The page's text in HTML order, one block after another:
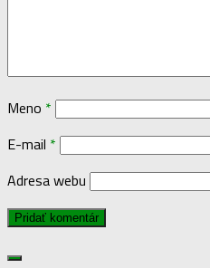
Meno *
E-mail *
Adresa webu